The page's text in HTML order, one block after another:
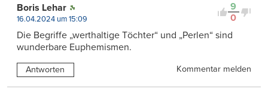
9
0
Boris Lehar
16.04.2024 um 15:09
Die Begriffe „werthaltige Töchter“ und „Perlen“ sind
wunderbare Euphemismen.
Antworten Kommentar melden